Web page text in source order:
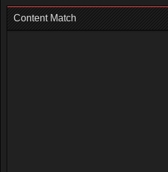
Content Match